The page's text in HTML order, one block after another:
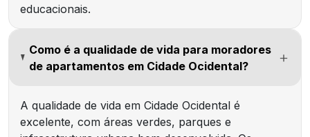
educacionais.
Como é a qualidade de vida para moradores
de apartamentos em Cidade Ocidental?
A qualidade de vida em Cidade Ocidental é
excelente, com áreas verdes, parques e